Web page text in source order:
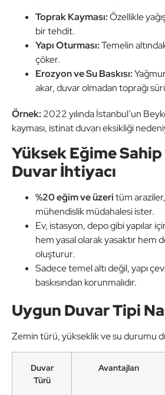
Toprak Kayması:Özellikle
bir tehdit.
Yapı Oturması:Temelin
çöker.
Erozyon ve Su Baskısı:
akar, duvar olmadan toprağı
Örnek: 2022 yılında İstanbul’un
kayması, istinat duvarı eksikliği
Yüksek Eğime
Duvar İhtiyacı
%20 eğim ve üzeritüm
mühendislik müdahalesi ister.
Ev, istasyon, depo gibi yapılar
hem yasal olarak yasaktır hem
oluşturur.
Sadece temel altı değil, yapı
baskısından korunmalıdır.
Uygun Duvar Tipi
Zemin türü, yükseklik ve su durumu
Duvar
Türü
Avantajları